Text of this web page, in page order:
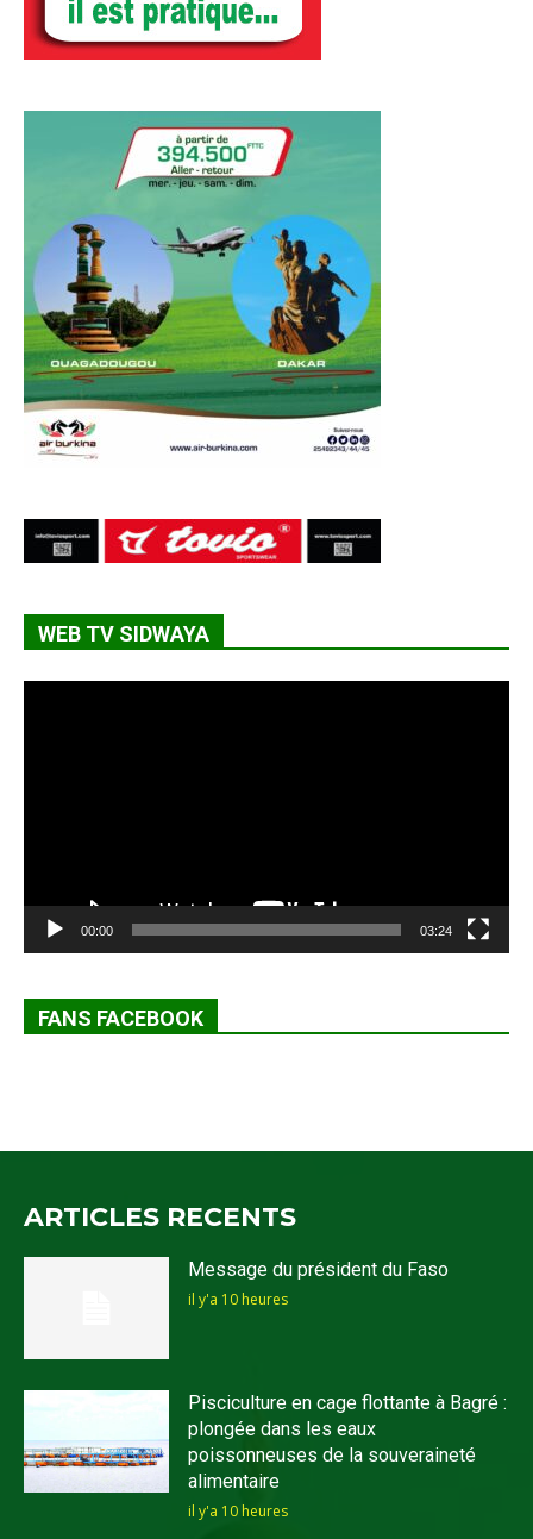
WEB TV SIDWAYA
00:00 03:24
FANS FACEBOOK
ARTICLES RECENTS
Message du président du Faso
il y'a 10 heures
Pisciculture en cage flottante à Bagré :
plongée dans les eaux
poissonneuses de la souveraineté
alimentaire
il y'a 10 heures